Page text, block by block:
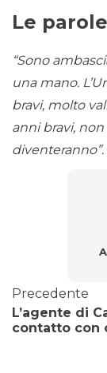
Le
“Sono
una mano.
bravi, molto
anni bravi,
diventeranno”.
Precedente
L’agente di
contatto con